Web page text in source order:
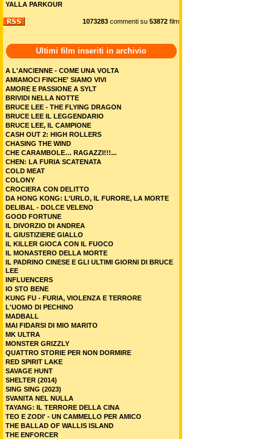
YALLA PARKOUR
1073283 commenti su 53872 film
Ultimi film inseriti in archivio
A L'ANCIENNE - COME UNA VOLTA
AMIAMOCI FINCHE' SIAMO VIVI
AMORE E PASSIONE A SYLT
BRIVIDI NELLA NOTTE
BRUCE LEE - THE FLYING DRAGON
BRUCE LEE IL LEGGENDARIO
BRUCE LEE, IL CAMPIONE
CASH OUT 2: HIGH ROLLERS
CHASING THE WIND
CHE CARAMBOLE… RAGAZZI!!!...
CHEN: LA FURIA SCATENATA
COLD MEAT
COLONY
CROCIERA CON DELITTO
DA HONG KONG: L'URLO, IL FURORE, LA MORTE
DELIBAL - DOLCE VELENO
GOOD FORTUNE
IL DIVORZIO DI ANDREA
IL GIUSTIZIERE GIALLO
IL KILLER GIOCA CON IL FUOCO
IL MONASTERO DELLA MORTE
IL PADRINO CINESE E GLI ULTIMI GIORNI DI BRUCE
LEE
INFLUENCERS
IO STO BENE
KUNG FU - FURIA, VIOLENZA E TERRORE
L'UOMO DI PECHINO
MADBALL
MAI FIDARSI DI MIO MARITO
MK ULTRA
MONSTER GRIZZLY
QUATTRO STORIE PER NON DORMIRE
RED SPIRIT LAKE
SAVAGE HUNT
SHELTER (2014)
SING SING (2023)
SVANITA NEL NULLA
TAYANG: IL TERRORE DELLA CINA
TEO E ZODI' - UN CAMMELLO PER AMICO
THE BALLAD OF WALLIS ISLAND
THE ENFORCER